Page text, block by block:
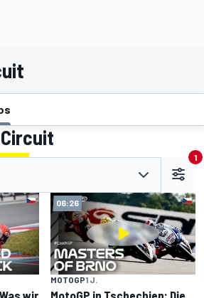
1
wir
06:26
MOTOGP1 J.
MotoGP in Tschechien: Die